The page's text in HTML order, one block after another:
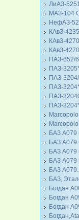
ЛиАЗ-
МАЗ-
НефАЗ-
КАвЗ-
КАвЗ-
КАвЗ-
ПАЗ-652/
ПАЗ-
ПАЗ-
ПАЗ-
ПАЗ-
ПАЗ-
БАЗ А079
БАЗ А079
БАЗ А079
БАЗ А079
БАЗ
БАЗ,
Богдан
Богдан
Богдан